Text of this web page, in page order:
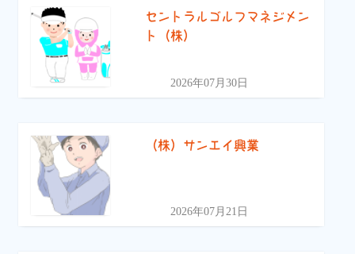
セントラルゴルフマネジメン
ト（株）
2026年07月30日
（株）サンエイ興業
2026年07月21日